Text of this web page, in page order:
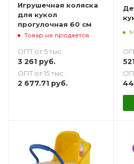
Игрушечная коляска
для кукол
прогулочная 60 см
Товар не продается
ОПТ от 5 тыс.
3 261 руб.
ОПТ от 15 тыс.
2 677.71 руб.